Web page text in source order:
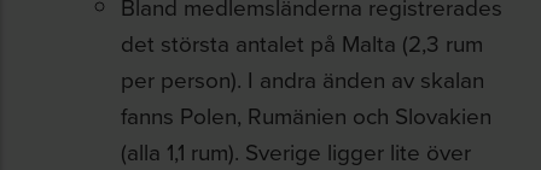
Bland medlemsländerna registrerades
det största antalet på Malta (2,3 rum
per person). I andra änden av skalan
fanns Polen, Rumänien och Slovakien
(alla 1,1 rum). Sverige ligger lite över